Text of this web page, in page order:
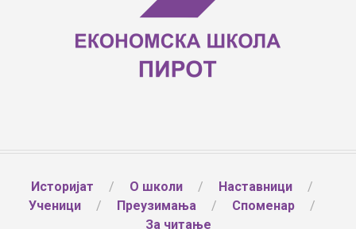
Историјат О школи
Наставници
Ученици
Преузимања
Споменар
За читање